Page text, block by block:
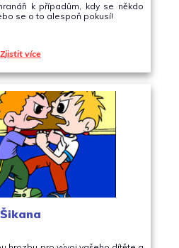
k případům, kdy se někdo
se o to alespoň pokusí!
Zjistit více
Šikana